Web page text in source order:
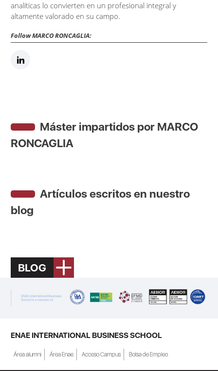
analíticas lo convierten en un profesional integral y
altamente valorado en su campo.
Follow MARCO RONCAGLIA:
Máster impartidos por MARCO
RONCAGLIA
Artículos escritos en nuestro
blog
BLOG
ENAE INTERNATIONAL BUSINESS SCHOOL
Área alumni Área Enae Acceso Campus Bolsa de Empleo